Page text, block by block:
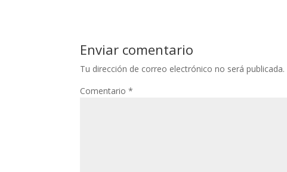
Enviar comentario
Tu dirección de correo electrónico no será publicada.
Comentario*